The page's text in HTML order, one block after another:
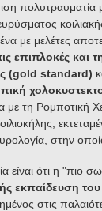
πολυτραυματία
με μελέτες
επιπλοκές και
(gold standard)
με τη Ρομποτική
στην
είναι ότι η "πιο
εκπαίδευση
στις